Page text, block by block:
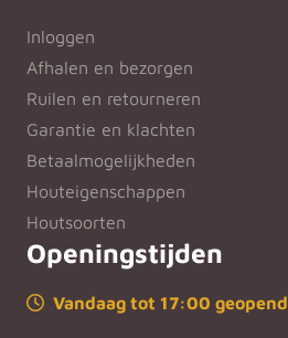
Inloggen
Afhalen en bezorgen
Ruilen en retourneren
Garantie en klachten
Betaalmogelijkheden
Houteigenschappen
Houtsoorten
Openingstijden
Vandaag tot 17:00 geopend